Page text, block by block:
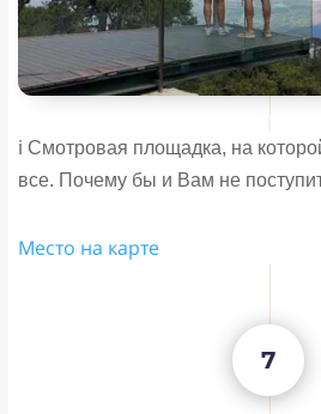
ℹ️ Смотровая площадка, на
все. Почему бы и Вам не
Место на карте
7